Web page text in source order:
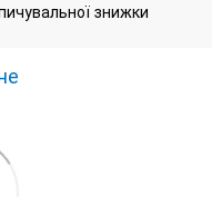
знижки